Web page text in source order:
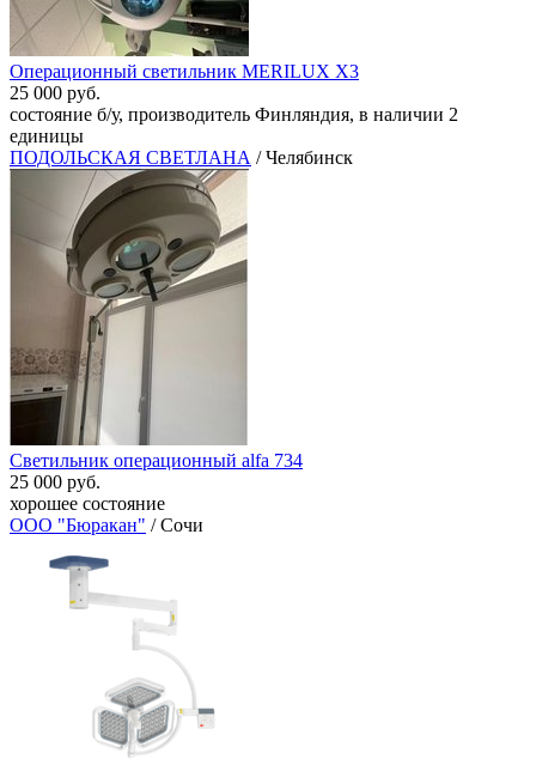
Операционный светильник MERILUX X3
25 000 руб.
состояние б/у, производитель Финляндия, в наличии 2
единицы
ПОДОЛЬСКАЯ СВЕТЛАНА / Челябинск
Светильник операционный alfa 734
25 000 руб.
хорошее состояние
ООО "Бюракан" / Сочи